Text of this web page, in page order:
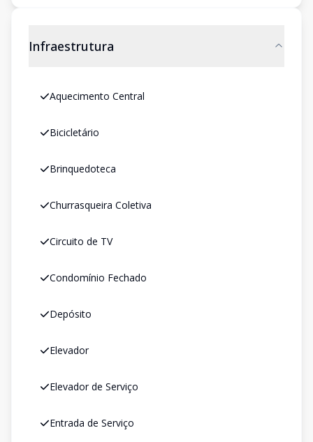
Infraestrutura
Aquecimento Central
Bicicletário
Brinquedoteca
Churrasqueira Coletiva
Circuito de TV
Condomínio Fechado
Depósito
Elevador
Elevador de Serviço
Entrada de Serviço